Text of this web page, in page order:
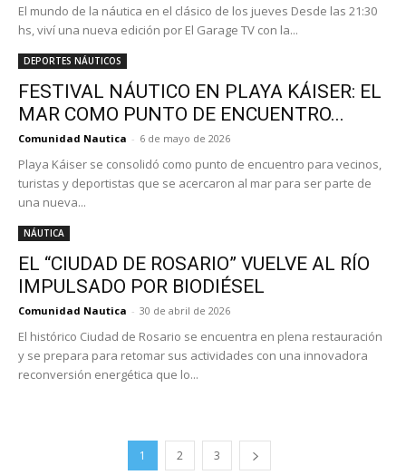
El mundo de la náutica en el clásico de los jueves Desde las 21:30
hs, viví una nueva edición por El Garage TV con la...
DEPORTES NÁUTICOS
FESTIVAL NÁUTICO EN PLAYA KÁISER: EL
MAR COMO PUNTO DE ENCUENTRO...
Comunidad Nautica - 6 de mayo de 2026
Playa Káiser se consolidó como punto de encuentro para vecinos,
turistas y deportistas que se acercaron al mar para ser parte de
una nueva...
NÁUTICA
EL “CIUDAD DE ROSARIO” VUELVE AL RÍO
IMPULSADO POR BIODIÉSEL
Comunidad Nautica - 30 de abril de 2026
El histórico Ciudad de Rosario se encuentra en plena restauración
y se prepara para retomar sus actividades con una innovadora
reconversión energética que lo...
1 2 3